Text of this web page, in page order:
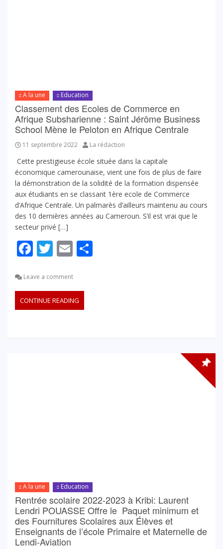
A la une Education
Classement des Ecoles de Commerce en
Afrique Subsharienne : Saint Jérôme Business
School Mène le Peloton en Afrique Centrale
11 septembre 2022 La rédaction
Cette prestigieuse école située dans la capitale
économique camerounaise, vient une fois de plus de faire
la démonstration de la solidité de la formation dispensée
aux étudiants en se classant 1ère ecole de Commerce
d’Afrique Centrale. Un palmarès d’ailleurs maintenu au cours
des 10 dernières années au Cameroun. S’il est vrai que le
secteur privé […]
Facebook
Twitter
Email
Leave a comment
CONTINUE READING
A la une Education
Rentrée scolaire 2022-2023 à Kribi: Laurent
Lendri POUASSE Offre le Paquet minimum et
des Fournitures Scolaires aux Élèves et
Enseignants de l’école Primaire et Maternelle de
Lendi-Aviation